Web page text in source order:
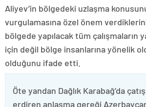
Aliyev’in bölgedeki uzlaşma
vurgulamasına özel önem
bölgede yapılacak tüm çalışmaların
için değil bölge insanlarına yönelik
olduğunu ifade etti.
Öte yandan Dağlık Karabağ’da
erdiren anlaşma gereği